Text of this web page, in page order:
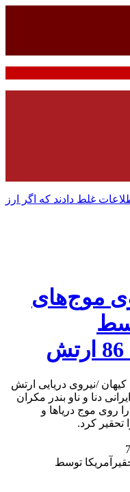
غلط دادند که اگر ارز
موج‌های
/نیروی دریایی ارتش
دنا و ناو بندر مکران
روی موج دریاها و
تحقیر کرد.